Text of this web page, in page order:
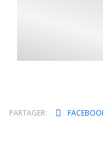
PARTAGER: